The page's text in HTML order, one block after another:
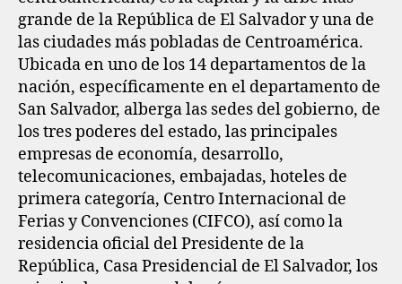
grande de la República de El Salvador y una de
las ciudades más pobladas de Centroamérica.
Ubicada en uno de los 14 departamentos de la
nación, específicamente en el departamento de
San Salvador, alberga las sedes del gobierno, de
los tres poderes del estado, las principales
empresas de economía, desarrollo,
telecomunicaciones, embajadas, hoteles de
primera categoría, Centro Internacional de
Ferias y Convenciones (CIFCO), así como la
residencia oficial del Presidente de la
República, Casa Presidencial de El Salvador, los